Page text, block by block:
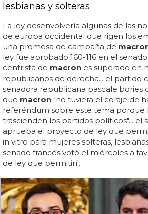
lesbianas y solteras
La ley desenvolvería algunas de las
de europa occidental que rigen los
una promesa de campaña de
ley fue aprobado 160-116 en el
centrista de macron es superado en
republicanos de derecha... el partido
senadora republicana pascale bories
que macron "no tuviera el coraje de
referéndum sobre este tema porque
trascienden los partidos políticos"... el
aprueba el proyecto de ley que
in vitro para mujeres solteras,
senado francés votó el miércoles a
de ley que permitirí...